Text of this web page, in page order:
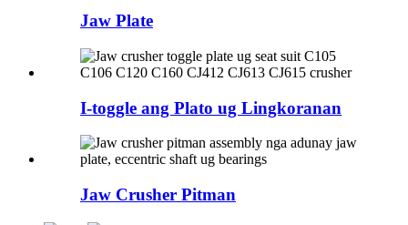
Jaw Plate
I-toggle ang Plato ug Lingkoranan
Jaw Crusher Pitman